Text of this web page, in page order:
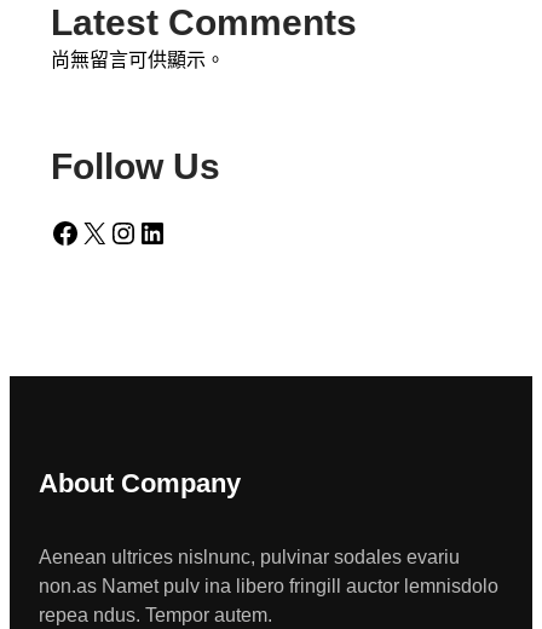
Latest Comments
尚無留言可供顯示。
Follow Us
Facebook X Instagram LinkedIn
About Company
Aenean ultrices nislnunc, pulvinar sodales evariu
non.as Namet pulv ina libero fringill auctor lemnisdolo
repea ndus. Tempor autem.